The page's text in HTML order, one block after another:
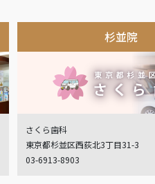
杉並院
さくら歯科
東京都杉並区西荻北3丁目31-3
03-6913-8903